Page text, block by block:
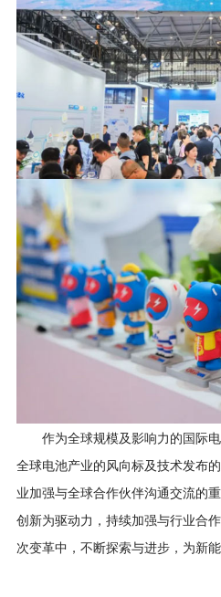
作为全球规模及影响力的国际电
全球电池产业的风向标及技术发布
业加强与全球合作伙伴沟通交流的
创新为驱动力，持续加强与行业合
次变革中，不断探索与进步，为新